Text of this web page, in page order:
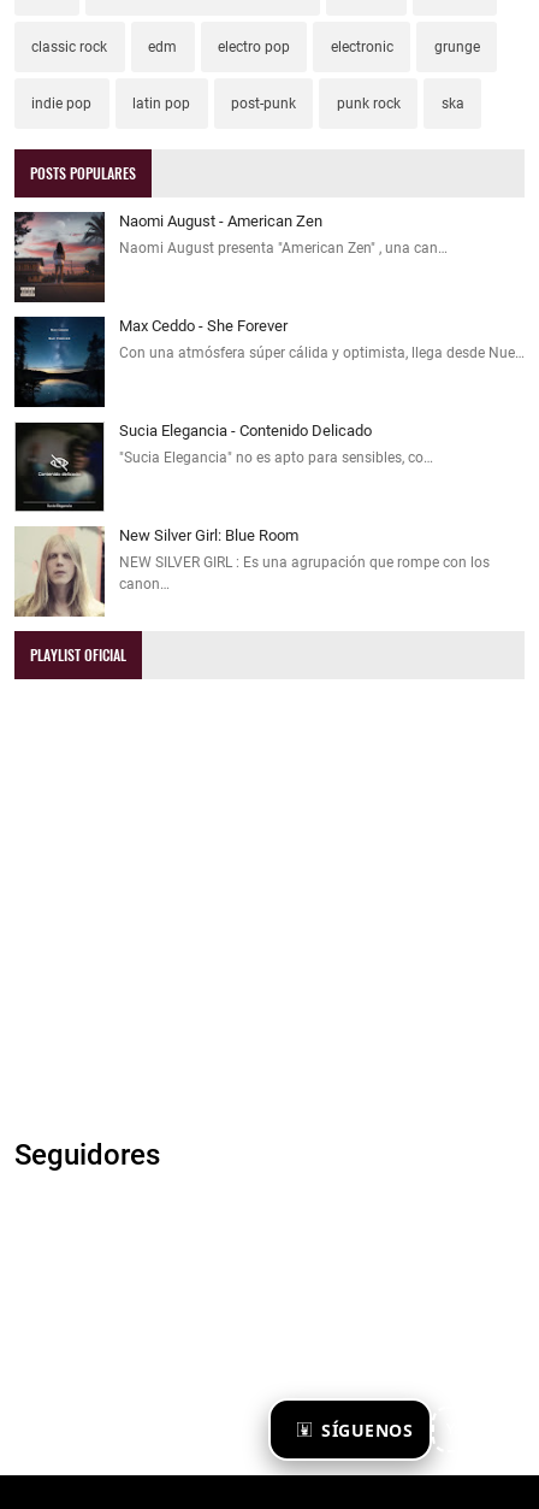
SÍGUENOS
classic rock edm electro pop electronic grunge
indie pop latin pop post-punk punk rock ska
POSTS POPULARES
Naomi August - American Zen
Naomi August presenta "American Zen" , una can…
Max Ceddo - She Forever
Con una atmósfera súper cálida y optimista, llega desde Nue…
Sucia Elegancia - Contenido Delicado
"Sucia Elegancia" no es apto para sensibles, co…
New Silver Girl: Blue Room
NEW SILVER GIRL : Es una agrupación que rompe con los
canon…
PLAYLIST OFICIAL
Seguidores